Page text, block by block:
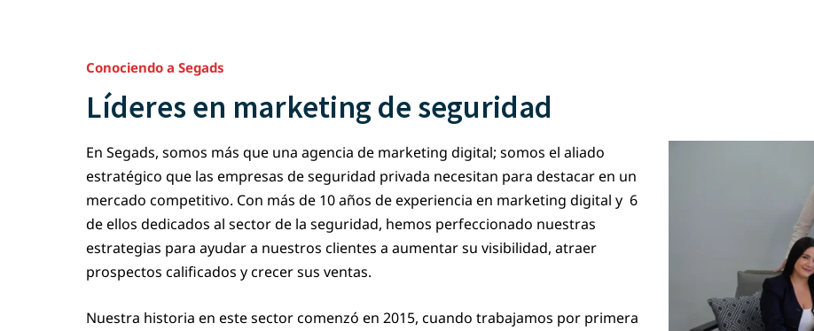
Conociendo a Segads
Líderes en marketing de seguridad
En Segads, somos más que una agencia de marketing digital; somos el aliado
estratégico que las empresas de seguridad privada necesitan para destacar en un
mercado competitivo. Con más de 10 años de experiencia en marketing digital y 6
de ellos dedicados al sector de la seguridad, hemos perfeccionado nuestras
estrategias para ayudar a nuestros clientes a aumentar su visibilidad, atraer
prospectos calificados y crecer sus ventas.
Nuestra historia en este sector comenzó en 2015, cuando trabajamos por primera